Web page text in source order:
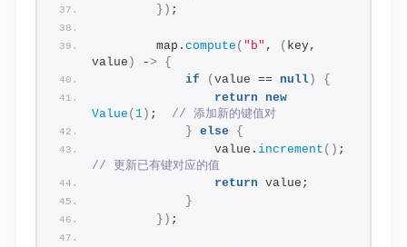
}) ;
        map.
compute ( "b" , ( key,
value ) ->
{
if
(value == null)
{
return new
Value ( 1) ; // 添加新的键值对
} else
{
                value.
increment ()
// 更新已有键对应的值
return value;
}
}) ;